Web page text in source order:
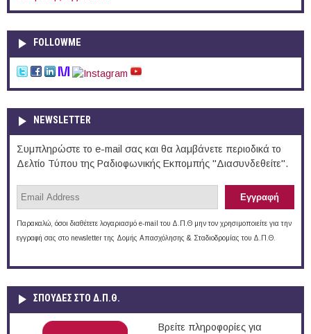
FOLLOWME
NEWSLETTER
Συμπληρώστε το e-mail σας και θα λαμβάνετε περιοδικά το
Δελτίο Τύπου της Ραδιοφωνικής Εκπομπής "Διασυνδεθείτε".
Παρακαλώ, όσοι διαθέτετε λογαριασμό e-mail του Δ.Π.Θ μην τον χρησιμοποιείτε για την
εγγραφή σας στο newsletter της Δομής Απασχόλησης & Σταδιοδρομίας του Δ.Π.Θ.
ΣΠΟΥΔΈΣ ΣΤΟ Δ.Π.Θ.
Βρείτε πληροφορίες για